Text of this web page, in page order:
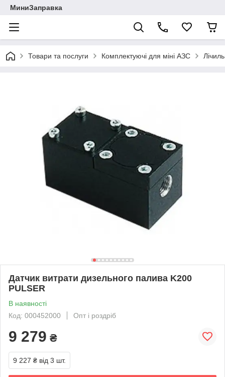
МиниЗаправка
Товари та послуги Комплектуючі для міні АЗС
Датчик витрати дизельного палива K200
PULSER
В наявності
Код: 000452000
Опт і роздріб
9 279 ₴
9 227 ₴ від 3 шт.